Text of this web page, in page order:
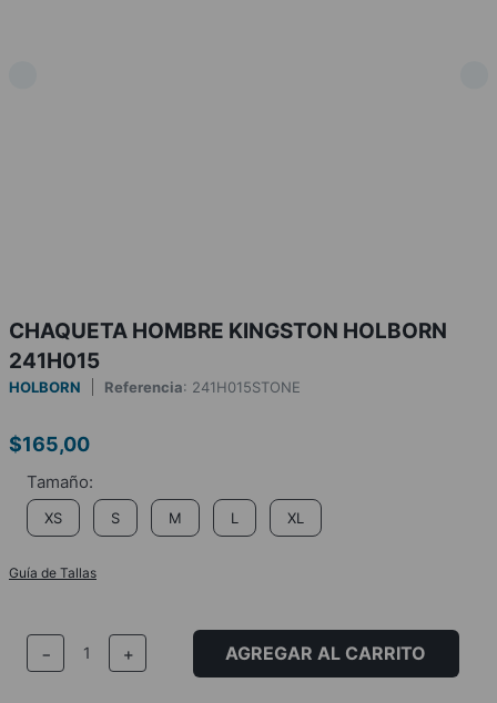
CHAQUETA HOMBRE KINGSTON HOLBORN
241H015
HOLBORN Referencia: 241H015STONE
$165,00
XS S M L XL
Guía de Tallas
＋
－ AGREGAR AL CARRITO